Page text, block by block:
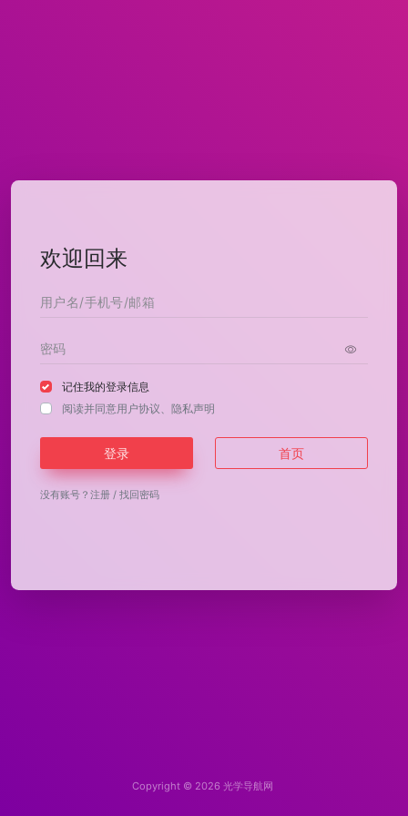
欢迎回来
记住我的登录信息
阅读并同意用户协议、 隐私声明
登录 首页
没有账号？ 注册 / 找回密码
Copyright © 2026 光学导航网